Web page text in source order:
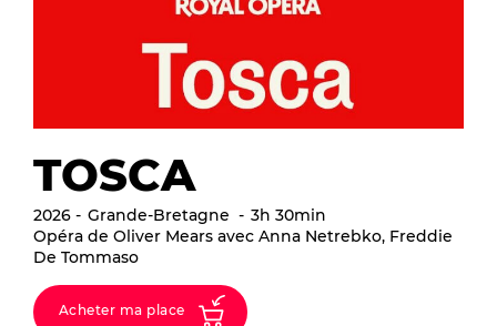
TOSCA
2026 Grande-Bretagne
3h 30min
Opéra de Oliver Mears avec Anna Netrebko, Freddie
De Tommaso
Acheter ma place